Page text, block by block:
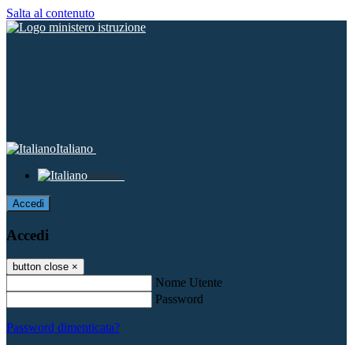
Salta al contenuto
Italiano
Italiano
Accedi
Accedi
button close ×
Nome Utente
Password
Password dimenticata?